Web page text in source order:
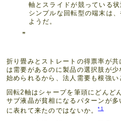
軸とスライドが競っている
シンプルな回転型の端末は
ようだ。
折り畳みとストレートの得票率が
は需要があるのに製品の選択肢が
始められるから、法人需要も根強い
回転2軸はシャープを筆頭にどんど
サブ液晶が貧相になるパターンが
に表れて来たのではないか。*1